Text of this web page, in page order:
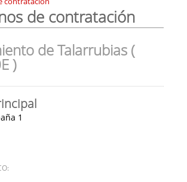
de contratación
de Talarrubias (
)
1